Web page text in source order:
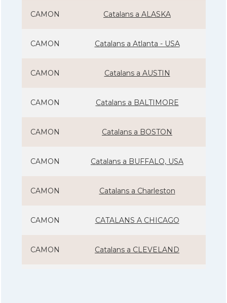
CAMON Catalans a ALASKA
CAMON Catalans a Atlanta - USA
CAMON Catalans a AUSTIN
CAMON Catalans a BALTIMORE
CAMON Catalans a BOSTON
CAMON Catalans a BUFFALO, USA
CAMON Catalans a Charleston
CAMON CATALANS A CHICAGO
CAMON Catalans a CLEVELAND